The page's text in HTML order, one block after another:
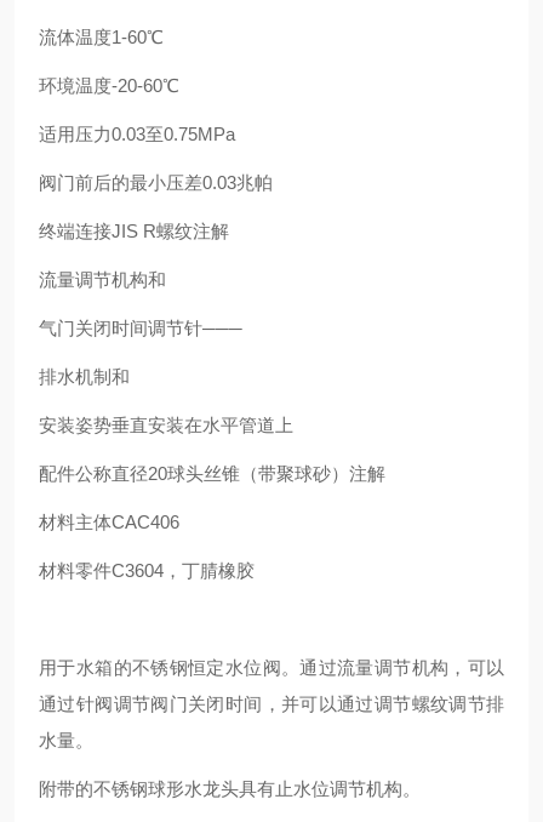
流体温度1-60℃
环境温度-20-60℃
适用压力0.03至0.75MPa
阀门前后的最小压差0.03兆帕
终端连接JIS R螺纹注解
流量调节机构和
气门关闭时间调节针───
排水机制和
安装姿势垂直安装在水平管道上
配件公称直径20球头丝锥（带聚球砂）注解
材料主体CAC406
材料零件C3604，丁腈橡胶
用于水箱的不锈钢恒定水位阀。通过流量调节机构，可以
通过针阀调节阀门关闭时间，并可以通过调节螺纹调节排
水量。
附带的不锈钢球形水龙头具有止水位调节机构。